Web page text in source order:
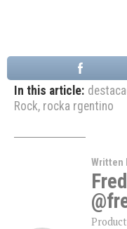
In this article:
Rock, rocka rgentino
Written